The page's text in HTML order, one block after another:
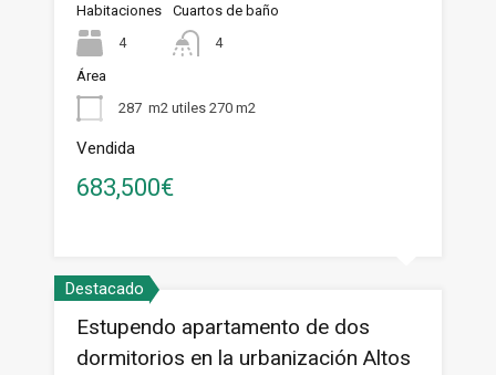
Habitaciones
4
Cuartos de baño
4
Área
287 m2 utiles 270 m2
Vendida
683,500€
Destacado
Estupendo apartamento de dos
dormitorios en la urbanización Altos